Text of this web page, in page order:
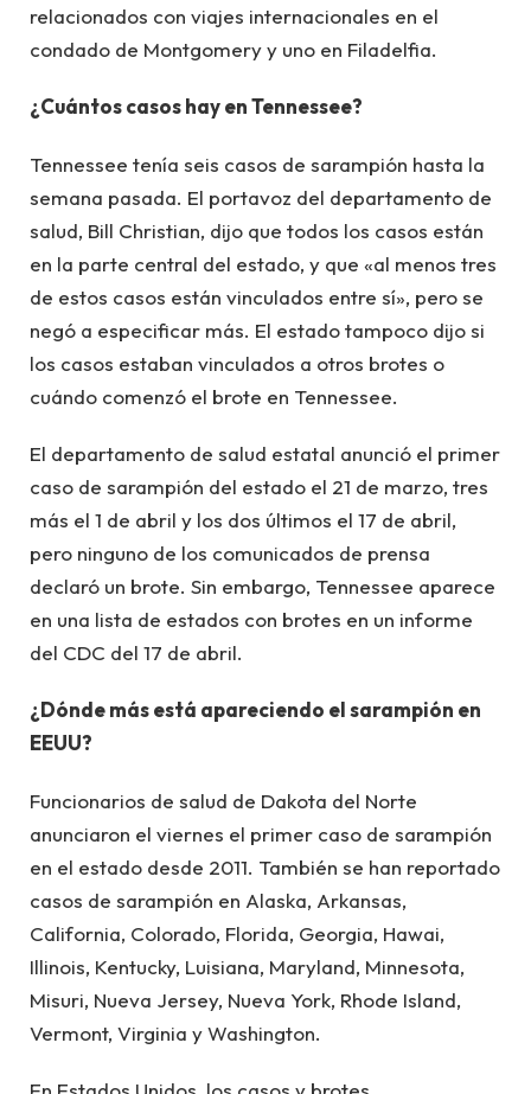
relacionados con viajes internacionales en el
condado de Montgomery y uno en Filadelfia.
¿Cuántos casos hay en Tennessee?
Tennessee tenía seis casos de sarampión hasta la
semana pasada. El portavoz del departamento de
salud, Bill Christian, dijo que todos los casos están
en la parte central del estado, y que «al menos tres
de estos casos están vinculados entre sí», pero se
negó a especificar más. El estado tampoco dijo si
los casos estaban vinculados a otros brotes o
cuándo comenzó el brote en Tennessee.
El departamento de salud estatal anunció el primer
caso de sarampión del estado el 21 de marzo, tres
más el 1 de abril y los dos últimos el 17 de abril,
pero ninguno de los comunicados de prensa
declaró un brote. Sin embargo, Tennessee aparece
en una lista de estados con brotes en un informe
del CDC del 17 de abril.
¿Dónde más está apareciendo el sarampión en
EEUU?
Funcionarios de salud de Dakota del Norte
anunciaron el viernes el primer caso de sarampión
en el estado desde 2011. También se han reportado
casos de sarampión en Alaska, Arkansas,
California, Colorado, Florida, Georgia, Hawai,
Illinois, Kentucky, Luisiana, Maryland, Minnesota,
Misuri, Nueva Jersey, Nueva York, Rhode Island,
Vermont, Virginia y Washington.